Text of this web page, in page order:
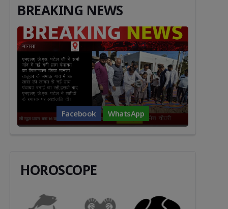
BREAKING NEWS
Facebook WhatsApp
HOROSCOPE